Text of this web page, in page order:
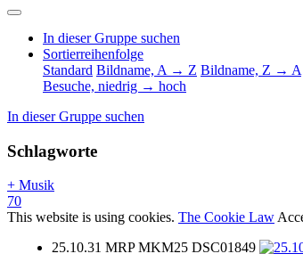
In dieser Gruppe suchen
Sortierreihenfolge
Standard Bildname, A → Z Bildname, Z → A
Besuche, niedrig → hoch
In dieser Gruppe suchen
Schlagworte
+ Musik
70
This website is using cookies. The Cookie Law
25.10.31 MRP MKM25 DSC01849